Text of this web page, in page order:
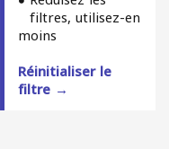
filtres, utilisez-en
moins
Réinitialiser le
filtre →